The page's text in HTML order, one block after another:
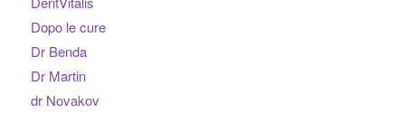
Dopo le cure
Dr Benda
Dr Martin
dr Novakov